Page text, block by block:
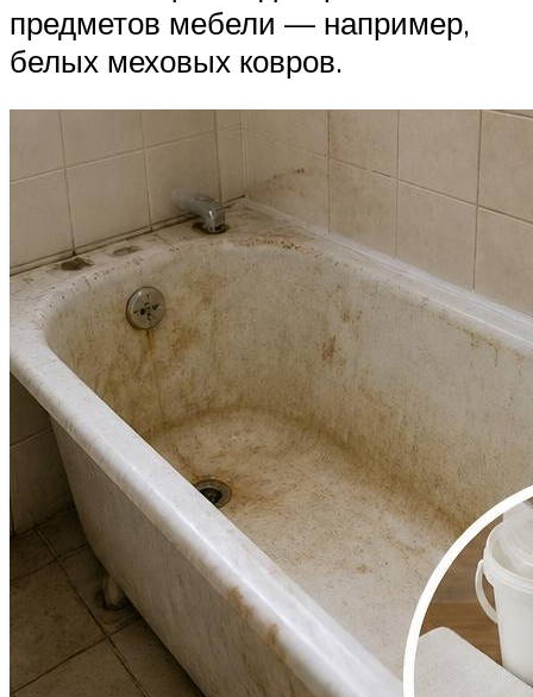
предметов мебели — например,
белых меховых ковров.